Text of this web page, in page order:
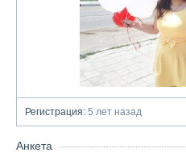
Регистрация: 5 лет назад
Анкета